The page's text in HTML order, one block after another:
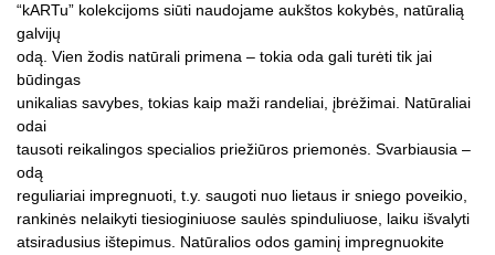
“kARTu” kolekcijoms siūti naudojame aukštos kokybės, natūralią
galvijų
odą. Vien žodis natūrali primena – tokia oda gali turėti tik jai
būdingas
unikalias savybes, tokias kaip maži randeliai, įbrėžimai. Natūraliai
odai
tausoti reikalingos specialios priežiūros priemonės. Svarbiausia –
odą
reguliariai impregnuoti, t.y. saugoti nuo lietaus ir sniego poveikio,
rankinės nelaikyti tiesioginiuose saulės spinduliuose, laiku išvalyti
atsiradusius ištepimus. Natūralios odos gaminį impregnuokite